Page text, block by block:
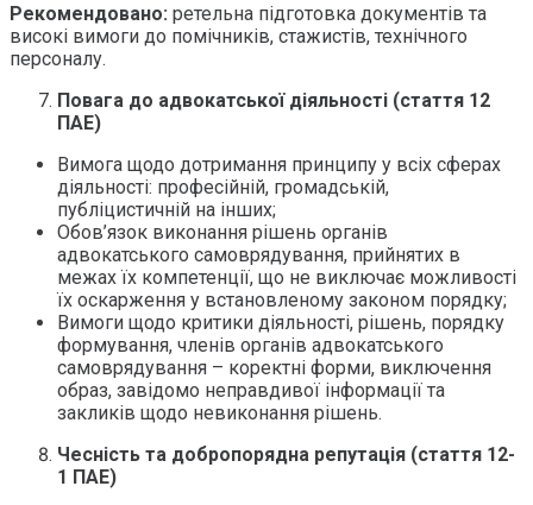
Рекомендовано: ретельна підготовка документів та
високі вимоги до помічників, стажистів, технічного
персоналу.
Повага до адвокатської діяльності (стаття 12
ПАЕ)
Вимога щодо дотримання принципу у всіх сферах
діяльності: професійній, громадській,
публіцистичній на інших;
Обов’язок виконання рішень органів
адвокатського самоврядування, прийнятих в
межах їх компетенції, що не виключає можливості
їх оскарження у встановленому законом порядку;
Вимоги щодо критики діяльності, рішень, порядку
формування, членів органів адвокатського
самоврядування – коректні форми, виключення
образ, завідомо неправдивої інформації та
закликів щодо невиконання рішень.
Чесність та добропорядна репутація (стаття 12-
1 ПАЕ)